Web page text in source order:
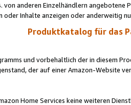
von anderen Einzelhändlern
Inhalte anzeigen oder anderweitig
Produktkatalog für das
und vorbehaltlich der in diesem
der auf einer Amazon-Website
Home Services keine weiteren